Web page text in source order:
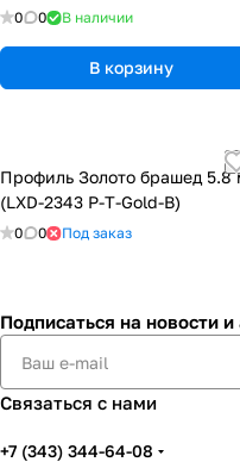
933) P-Gold-Brush)
0 0 В наличии
В корзину
Профиль Золото брашед 5.8
(LXD-2343 P-T-Gold-B)
0 0 Под заказ
Подписаться на новости и
Связаться с нами
+7 (343) 344-64-08